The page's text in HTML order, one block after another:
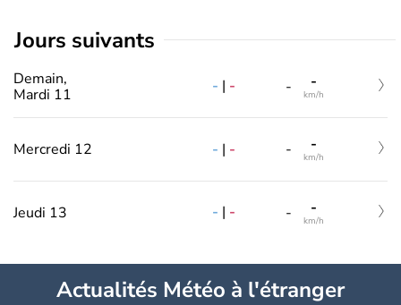
jours suivants
Demain,
Mardi 11
- | - - -
km/h
Mercredi 12 - | - - -
km/h
Jeudi 13 - | - - -
km/h
Actualités Météo à l'étranger